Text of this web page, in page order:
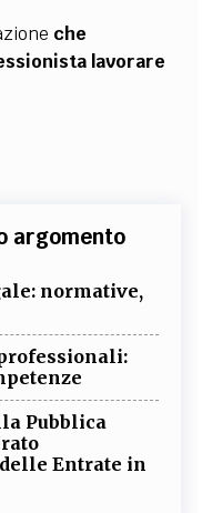
che
lavorare
argomento
normative,
Pubblica
Entrate in